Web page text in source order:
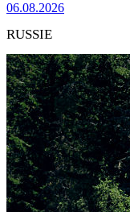
06.08.2026
RUSSIE